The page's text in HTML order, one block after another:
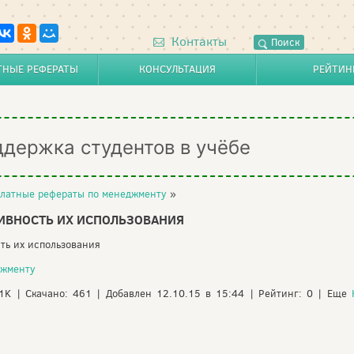
Контакты
Поиск
РЕФЕРАТЫ
КОНСУЛЬТАЦИЯ
студентов в учёбе
рефераты по менеджменту »
ИХ ИСПОЛЬЗОВАНИЯ
их использования
| Скачано: 461 | Добавлен 12.10.15 в 15:44 | Рейтинг: 0 | Еще